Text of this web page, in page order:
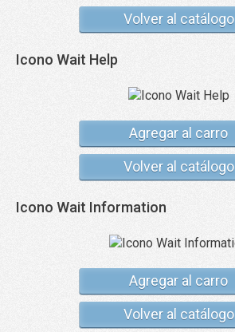
Volver al catálogo
Icono Wait Help
Agregar al carro
Volver al catálogo
Icono Wait Information
Agregar al carro
Volver al catálogo